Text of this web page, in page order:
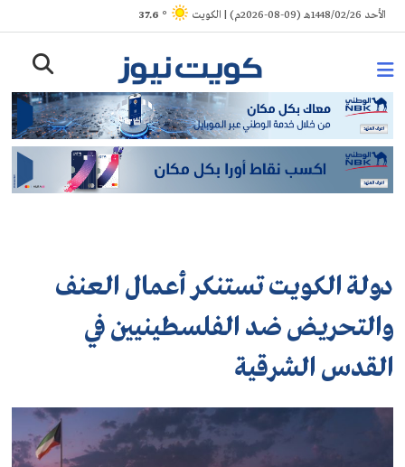
Skip
to
الأحد 1448/02/26هـ (09-08-2026م) | الكويت ° 37.6
دولة الكويت تستنكر أعمال العنف
والتحريض ضد الفلسطينيين في
القدس الشرقية